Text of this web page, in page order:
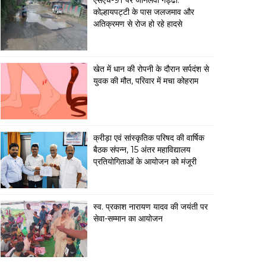
कोल्हायपट्टी के पास जलजमाव और
अतिक्रमण से रोज हो रहे हादसे
खेत में धान की रोपनी के दौरान सर्पदंश से
युवक की मौत, परिवार में मचा कोहराम
क्रीड़ा एवं सांस्कृतिक परिषद की वार्षिक
बैठक संपन्न, 15 अंतर महाविद्यालय
प्रतियोगिताओं के आयोजन को मंजूरी
स्व. प्रकाश नारायण यादव की जयंती पर
सेवा-सम्मान का आयोजन